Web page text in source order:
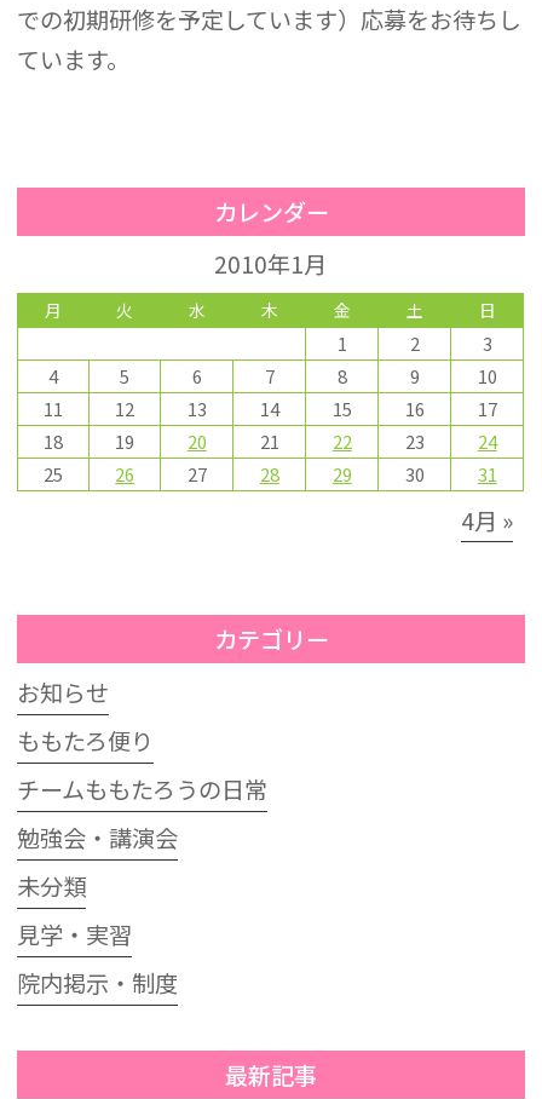
での初期研修を予定しています）応募をお待ちし
ています。
カレンダー
2010年1月
月 火 水 木 金 土 日
1 2
3
4
5 6 7 8 9
10
11
12 13 14 15 16
17
18
19 20 21 22 23
24
25
26 27 28 29 30 31
4月 »
カテゴリー
お知らせ
ももたろ便り
チームももたろうの日常
勉強会・講演会
未分類
見学・実習
院内掲示・制度
最新記事